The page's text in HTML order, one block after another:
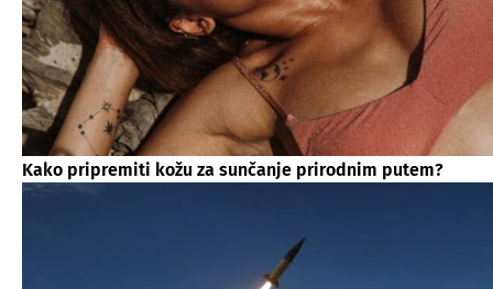
Kako pripremiti kožu za sunčanje prirodnim putem?